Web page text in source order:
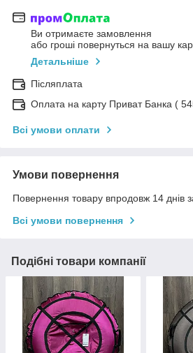
Ви отримаєте замовлення
або гроші повернуться на вашу
Детальніше
Післяплата
Оплата на карту Приват Банка (
Всі умови оплати
Умови повернення
Повернення товару впродовж 14 днів
Всі умови повернення
Подібні товари компанії